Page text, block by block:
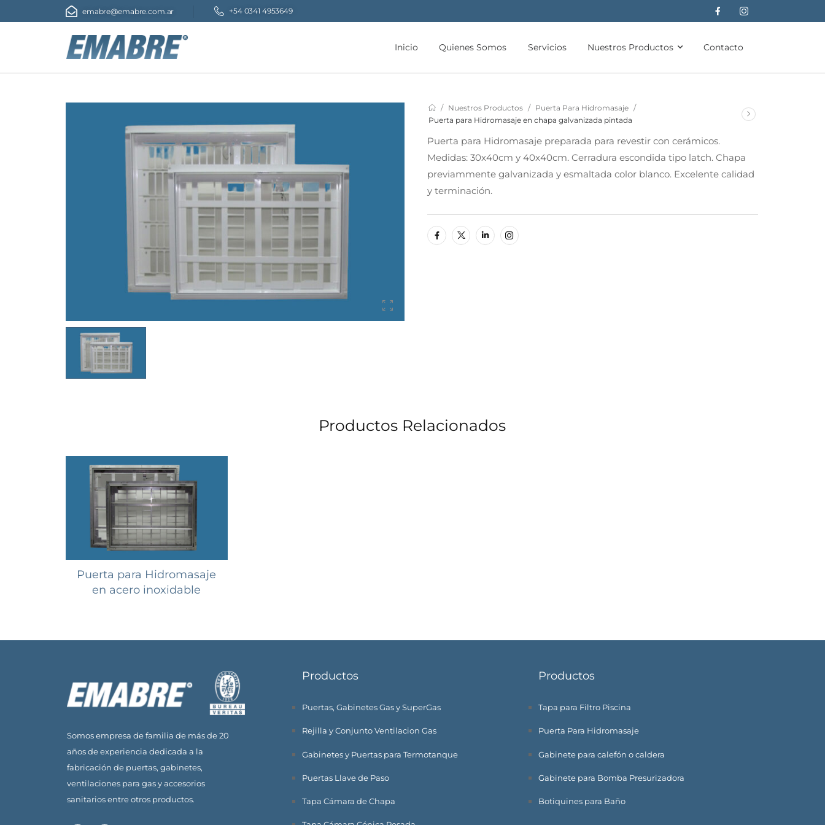
emabre@emabre.com.ar +54 0341 4953649
Inicio Quienes Somos Servicios Nuestros Productos Contacto
/ Nuestros Productos / Puerta Para Hidromasaje /
Puerta para Hidromasaje en chapa galvanizada pintada
Puerta para Hidromasaje preparada para revestir con cerámicos.
Medidas: 30x40cm y 40x40cm. Cerradura escondida tipo latch. Chapa
previammente galvanizada y esmaltada color blanco. Excelente calidad
y terminación.
Productos Relacionados
Puerta para Hidromasaje
en acero inoxidable
Somos empresa de familia de más de 20
años de experiencia dedicada a la
fabricación de puertas, gabinetes,
ventilaciones para gas y accesorios
sanitarios entre otros productos.
Productos
Puertas, Gabinetes Gas y SuperGas
Rejilla y Conjunto Ventilacion Gas
Gabinetes y Puertas para Termotanque
Puertas Llave de Paso
Tapa Cámara de Chapa
Productos
Tapa para Filtro Piscina
Puerta Para Hidromasaje
Gabinete para calefón o caldera
Gabinete para Bomba Presurizadora
Botiquines para Baño